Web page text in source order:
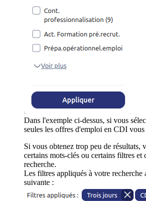
Dans l'exemple ci-dessus, si vous
seules les offres d'emploi en CDI vous
Si vous obtenez trop peu de résultats,
certains mots-clés ou certains filtres et
recherche.
Les filtres appliqués à votre recherche
suivante :